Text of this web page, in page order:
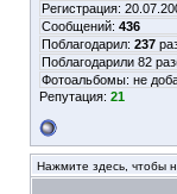
Регистрация:
Сообщений: 436
Поблагодарил: 237
Поблагодарили 82
Фотоальбомы: не
Репутация: 21
Нажмите здесь, чтобы